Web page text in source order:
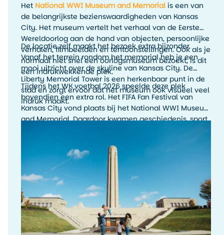
Het National WWI Museum and Memorial is een van
de belangrijkste bezienswaardigheden van Kansas
City. Het museum vertelt het verhaal van de Eerste
Wereldoorlog aan de hand van objecten, persoonlijke
verhalen, filmbeelden en tentoonstellingen. Ook als je
normaal niet snel een oorlogsmuseum bezoekt, is dit
een indrukwekkende plek.
De locatie zelf maakt het bezoek extra bijzonder.
Vanaf het terrein rondom het memorial heb je een
mooi uitzicht over de skyline van Kansas City. De
Liberty Memorial Tower is een herkenbaar punt in de
stad en zorgt ervoor dat het museum ook visueel veel
indruk maakt.
Tijdens het WK voetbal 2026 speelde deze plek
bovendien een extra rol. Het FIFA Fan Festival van
Kansas City vond plaats bij het National WWI Museum
and Memorial. Daardoor kwamen geschiedenis, sport